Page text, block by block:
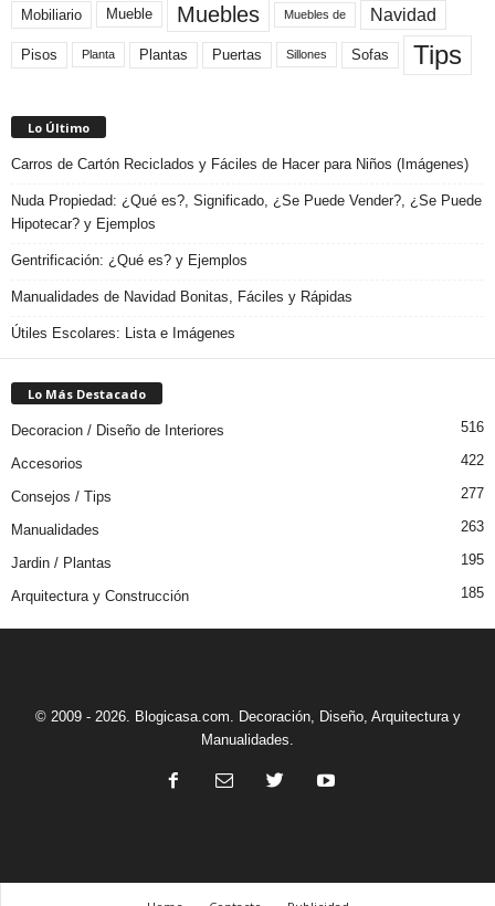
Mobiliario Mueble Muebles Muebles de Navidad
Pisos Planta Plantas Puertas Sillones Sofas Tips
Lo Último
Carros de Cartón Reciclados y Fáciles de Hacer para Niños (Imágenes)
Nuda Propiedad: ¿Qué es?, Significado, ¿Se Puede Vender?, ¿Se Puede
Hipotecar? y Ejemplos
Gentrificación: ¿Qué es? y Ejemplos
Manualidades de Navidad Bonitas, Fáciles y Rápidas
Útiles Escolares: Lista e Imágenes
Lo Más Destacado
Decoracion / Diseño de Interiores 516
Accesorios 422
Consejos / Tips 277
Manualidades 263
Jardin / Plantas 195
Arquitectura y Construcción 185
© 2009 - 2026. Blogicasa.com. Decoración, Diseño, Arquitectura y
Manualidades.